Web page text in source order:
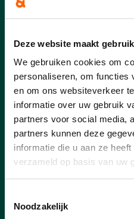
Deze website maakt
We gebruiken cookies om
personaliseren, om functies
en om ons websiteverkeer
informatie over uw gebruik
partners voor social media,
partners kunnen deze
informatie die u aan ze
verzameld op basis van uw
Noodzakelijk
Acht maanden na
van Essen de impact
concreet. Heel wat
voorbije weken hun
onroerende
stellen vast dat het
duidelijk hoger ligt.
eigenaars van
verschil.